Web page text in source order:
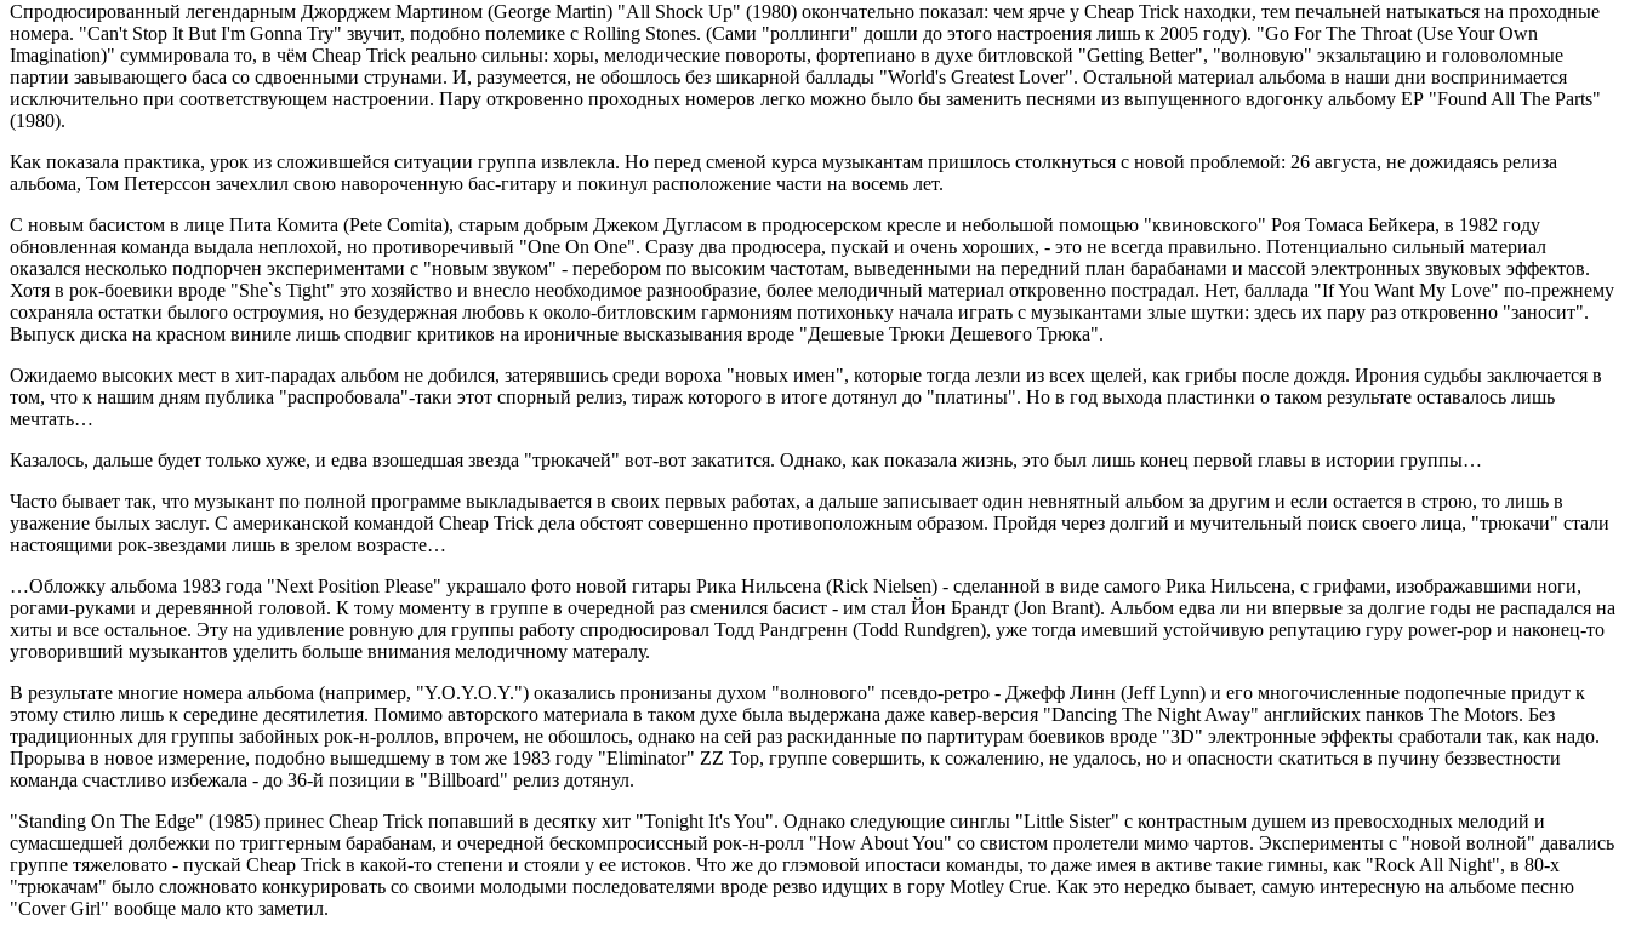
Спродюсированный легендарным Джорджем Мартином (George Martin) "All Shock Up" (1980) окончательно показал: чем ярче у Cheap Trick находки, тем печальней натыкаться на проходные
номера. "Can't Stop It But I'm Gonna Try" звучит, подобно полемике с Rolling Stones. (Сами "роллинги" дошли до этого настроения лишь к 2005 году). "Go For The Throat (Use Your Own
Imagination)" суммировала то, в чём Cheap Trick реально сильны: хоры, мелодические повороты, фортепиано в духе битловской "Getting Better", "волновую" экзальтацию и головоломные
партии завывающего баса со сдвоенными струнами. И, разумеется, не обошлось без шикарной баллады "World's Greatest Lover". Остальной материал альбома в наши дни воспринимается
исключительно при cоответствующем настроении. Пару откровенно проходных номеров легко можно было бы заменить песнями из выпущенного вдогонку альбому ЕР "Found All The Parts"
(1980).
Как показала практика, урок из сложившейся ситуации группа извлекла. Но перед сменой курса музыкантам пришлось столкнуться с новой проблемой: 26 августа, не дожидаясь релиза
альбома, Том Петерссон зачехлил свою навороченную бас-гитару и покинул расположение части на восемь лет.
С новым басистом в лице Пита Комита (Pete Comita), старым добрым Джеком Дугласом в продюсерском кресле и небольшой помощью "квиновского" Роя Томаса Бейкера, в 1982 году
обновленная команда выдала неплохой, но противоречивый "One On One". Сразу два продюсера, пускай и очень хороших, - это не всегда правильно. Потенциально сильный материал
оказался несколько подпорчен экспериментами с "новым звуком" - перебором по высоким частотам, выведенными на передний план барабанами и массой электронных звуковых эффектов.
Хотя в рок-боевики вроде "She`s Tight" это хозяйство и внесло необходимое разнообразие, более мелодичный материал откровенно пострадал. Нет, баллада "If You Want My Love" по-прежнему
сохраняла остатки былого остроумия, но безудержная любовь к около-битловским гармониям потихоньку начала играть с музыкантами злые шутки: здесь их пару раз откровенно "заносит".
Выпуск диска на красном виниле лишь сподвиг критиков на ироничные высказывания вроде "Дешевые Трюки Дешевого Трюка".
Ожидаемо высоких мест в хит-парадах альбом не добился, затерявшись среди вороха "новых имен", которые тогда лезли из всех щелей, как грибы после дождя. Ирония судьбы заключается в
том, что к нашим дням публика "распробовала"-таки этот спорный релиз, тираж которого в итоге дотянул до "платины". Но в год выхода пластинки о таком результате оставалось лишь
мечтать…
Казалось, дальше будет только хуже, и едва взошедшая звезда "трюкачей" вот-вот закатится. Однако, как показала жизнь, это был лишь конец первой главы в истории группы…
Часто бывает так, что музыкант по полной программе выкладывается в своих первых работах, а дальше записывает один невнятный альбом за другим и если остается в строю, то лишь в
уважение былых заслуг. С американской командой Cheap Trick дела обстоят совершенно противоположным образом. Пройдя через долгий и мучительный поиск своего лица, "трюкачи" стали
настоящими рок-звездами лишь в зрелом возрасте…
…Обложку альбома 1983 года "Next Position Please" украшало фото новой гитары Рика Нильсена (Rick Nielsen) - сделанной в виде самого Рика Нильсена, с грифами, изображавшими ноги,
рогами-руками и деревянной головой. К тому моменту в группе в очередной раз сменился басист - им стал Йон Брандт (Jon Brant). Альбом едва ли ни впервые за долгие годы не распадался на
хиты и все остальное. Эту на удивление ровную для группы работу спродюсировал Тодд Рандгренн (Todd Rundgren), уже тогда имевший устойчивую репутацию гуру power-pop и наконец-то
уговоривший музыкантов уделить больше внимания мелодичному матералу.
В результате многие номера альбома (например, "Y.O.Y.O.Y.") оказались пронизаны духом "волнового" псевдо-ретро - Джефф Линн (Jeff Lynn) и его многочисленные подопечные придут к
этому стилю лишь к середине десятилетия. Помимо авторского материала в таком духе была выдержана даже кавер-версия "Dancing The Night Away" английских панков The Motors. Без
традиционных для группы забойных рок-н-роллов, впрочем, не обошлось, однако на сей раз раскиданные по партитурам боевиков вроде "3D" электронные эффекты сработали так, как надо.
Прорыва в новое измерение, подобно вышедшему в том же 1983 году "Eliminator" ZZ Top, группе совершить, к сожалению, не удалось, но и опасности скатиться в пучину беззвестности
команда счастливо избежала - до 36-й позиции в "Billboard" релиз дотянул.
"Standing On The Edge" (1985) принес Cheap Trick попавший в десятку хит "Tonight It's You". Однако следующие синглы "Little Sister" с контрастным душем из превосходных мелодий и
сумасшедшей долбежки по триггерным барабанам, и очередной бескомпросиссный рок-н-ролл "How About You" со свистом пролетели мимо чартов. Эксперименты с "новой волной" давались
группе тяжеловато - пускай Cheap Trick в какой-то степени и стояли у ее истоков. Что же до глэмовой ипостаси команды, то даже имея в активе такие гимны, как "Rock All Night", в 80-х
"трюкачам" было сложновато конкурировать со своими молодыми последователями вроде резво идущих в гору Motley Crue. Как это нередко бывает, самую интересную на альбоме песню
"Cover Girl" вообще мало кто заметил.